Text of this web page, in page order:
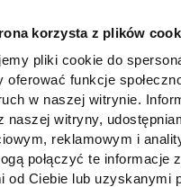
korzysta z plików
pliki cookie do
oferować funkcje
w naszej witrynie.
naszej witryny,
reklamowym i
połączyć te informacje
od Ciebie lub uzyskanymi
rezultaty
uznawalność
egzaminu
ważny bezterminowo.
UTH